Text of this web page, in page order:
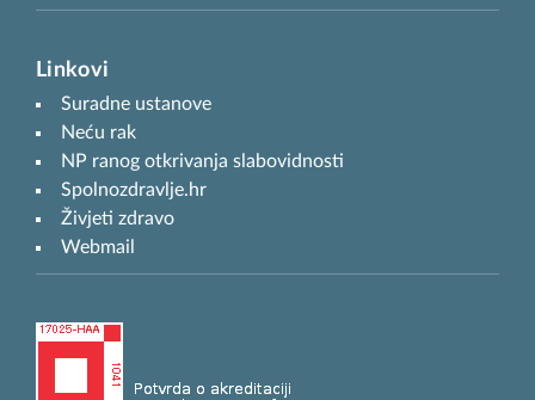
Linkovi
Suradne ustanove
Neću rak
NP ranog otkrivanja slabovidnosti
Spolnozdravlje.hr
Živjeti zdravo
Webmail